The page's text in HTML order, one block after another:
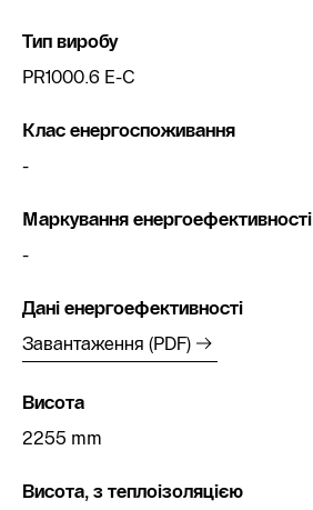
Тип виробу
PR1000.6 E-C
Клас енергоспоживання
-
Маркування енергоефективності
-
Дані енергоефективності
Завантаження (PDF)
Висота
2255 mm
Висота, з теплоізоляцією